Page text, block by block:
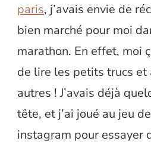
paris, j’avais envie de
bien marché pour moi
marathon. En effet, moi
de lire les petits trucs et
autres ! J’avais déjà
tête, et j’ai joué au jeu
instagram pour essayer